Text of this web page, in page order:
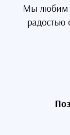
Мы любим
радостью